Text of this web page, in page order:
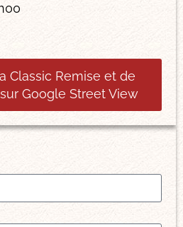
Classic Remise et de
Google Street View